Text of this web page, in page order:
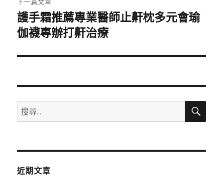
下
一
文
護手霜推薦專業醫師止鼾枕多元會瑜
伽襪專辦打鼾治療
搜
尋
鍵
搜
近期文章